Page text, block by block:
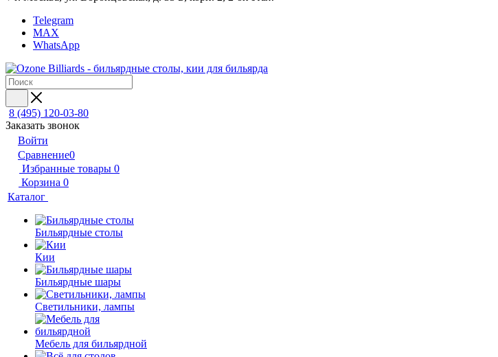
Telegram
MAX
WhatsApp
8 (495) 120-03-80
Заказать звонок
Войти
Сравнение0
Избранные товары 0
Корзина 0
Каталог
Бильярдные столы
Кии
Бильярдные шары
Светильники, лампы
Мебель для бильярдной